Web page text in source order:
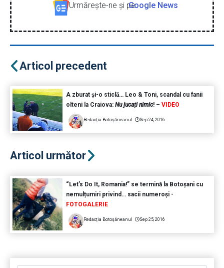
Urmăreşte-ne şi peGoogle News
Articol precedent
A zburat şi-o sticlă… Leo & Toni, scandal cu fanii
olteni la Craiova:Nu jucați nimic! – VIDEO
Redacția Botoșăneanul Sep 24, 2016
Articol următor
“Let’s Do It, Romania!” se termină la Botoșani cu
nemulțumiri privind… sacii numeroși -
FOTOGALERIE
Redacția Botoșăneanul Sep 25, 2016